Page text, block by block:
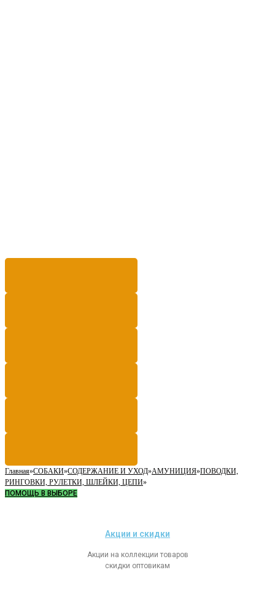
Главная»СОБАКИ»СОДЕРЖАНИЕ И УХОД»АМУНИЦИЯ»ПОВОДКИ,
РИНГОВКИ, РУЛЕТКИ, ШЛЕЙКИ, ЦЕПИ»
ПОМОЩЬ В ВЫБОРЕ
Акции и скидки
Акции на коллекции товаров
скидки оптовикам